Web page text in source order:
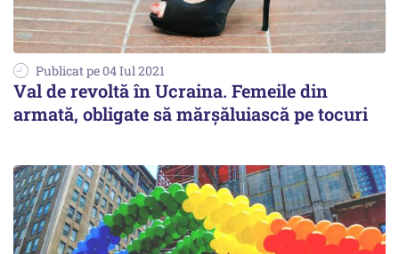
Publicat pe 04 Iul 2021
Val de revoltă în Ucraina. Femeile din
armată, obligate să mărșăluiască pe tocuri